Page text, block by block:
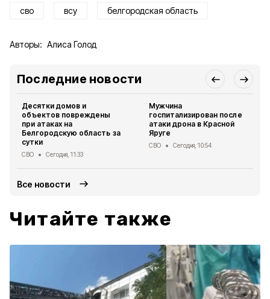
сво всу белгородская область
Авторы: Алиса Голод
Последние новости
Десятки домов и
объектов повреждены
при атаках на
Белгородскую область за
сутки
СВО Сегодня, 11:33
Мужчина
госпитализирован после
атаки дрона в Красной
Яруге
СВО Сегодня, 10:54
Все новости
Читайте также